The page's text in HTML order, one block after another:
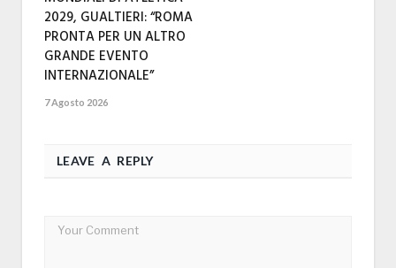
2029, GUALTIERI: “ROMA
PRONTA PER UN ALTRO
GRANDE EVENTO
INTERNAZIONALE”
7 Agosto 2026
LEAVE A REPLY